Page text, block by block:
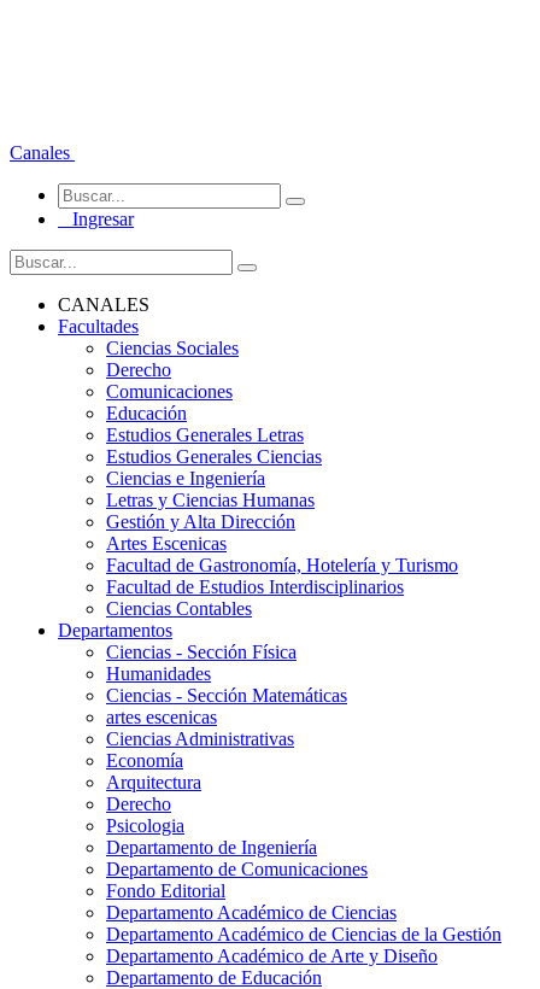
Canales
Ingresar
CANALES
Facultades
Ciencias Sociales
Derecho
Comunicaciones
Educación
Estudios Generales Letras
Estudios Generales Ciencias
Ciencias e Ingeniería
Letras y Ciencias Humanas
Gestión y Alta Dirección
Artes Escenicas
Facultad de Gastronomía, Hotelería y Turismo
Facultad de Estudios Interdisciplinarios
Ciencias Contables
Departamentos
Ciencias - Sección Física
Humanidades
Ciencias - Sección Matemáticas
artes escenicas
Ciencias Administrativas
Economía
Arquitectura
Derecho
Psicologia
Departamento de Ingeniería
Departamento de Comunicaciones
Fondo Editorial
Departamento Académico de Ciencias
Departamento Académico de Ciencias de la Gestión
Departamento Académico de Arte y Diseño
Departamento de Educación